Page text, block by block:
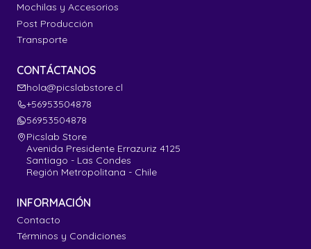
Mochilas y Accesorios
Post Producción
Transporte
CONTÁCTANOS
hola@picslabstore.cl
+56953504878
56953504878
Picslab Store
Avenida Presidente Errazuriz 4125
Santiago - Las Condes
Región Metropolitana - Chile
INFORMACIÓN
Contacto
Términos y Condiciones